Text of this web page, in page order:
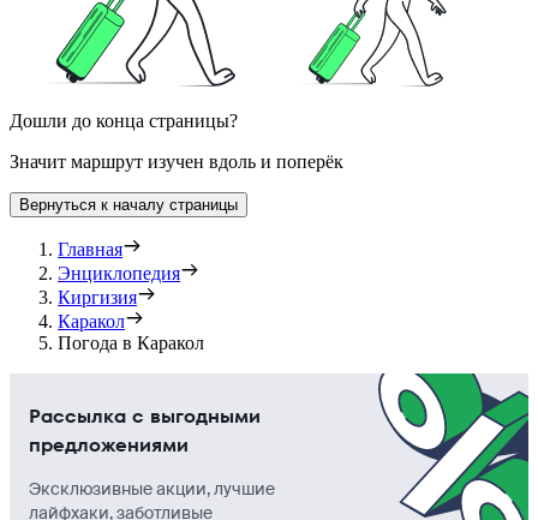
Дошли до конца страницы?
Значит маршрут изучен вдоль и поперёк
Вернуться к началу страницы
Главная
Энциклопедия
Киргизия
Каракол
Погода в Каракол
Рассылка с выгодными
предложениями
Эксклюзивные акции, лучшие
лайфхаки, заботливые